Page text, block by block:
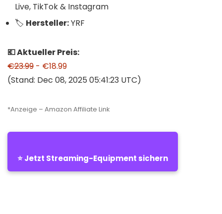
Live, TikTok & Instagram
🏷️ Hersteller:YRF
💶 Aktueller Preis:
€23.99 - €18.99
(Stand: Dec 08, 2025 05:41:23 UTC)
*Anzeige – Amazon Affiliate Link
⭐ Jetzt Streaming-Equipment sichern